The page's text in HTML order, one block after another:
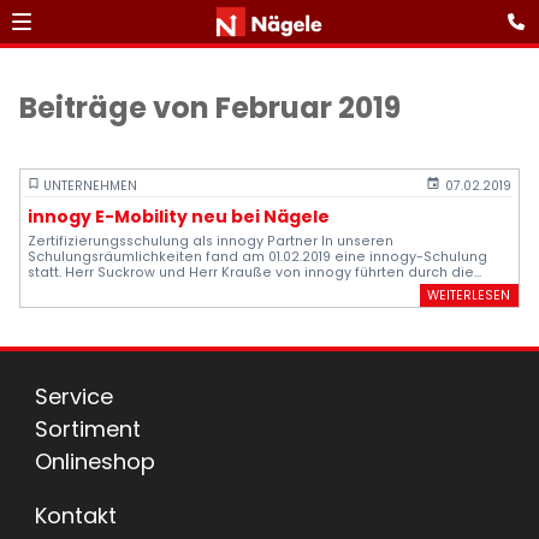
Beiträge von Februar 2019
UNTERNEHMEN 07.02.2019
innogy E-Mobility neu bei Nägele
Zertifizierungsschulung als innogy Partner In unseren
Schulungsräumlichkeiten fand am 01.02.2019 eine innogy-Schulung
statt. Herr Suckrow und Herr Krauße von innogy führten durch die
WEITERLESEN
Service
Sortiment
Onlineshop
Kontakt